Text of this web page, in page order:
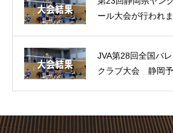
ール大会が行われ
JVA第28回全国バ
クラブ大会 静岡